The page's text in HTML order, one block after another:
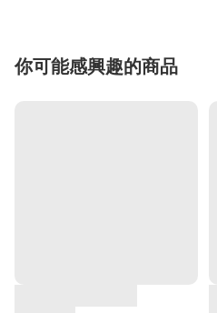
你可能感興趣的商品